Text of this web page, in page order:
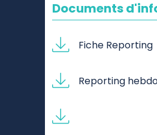
Documents
Fiche Reporting
Reporting